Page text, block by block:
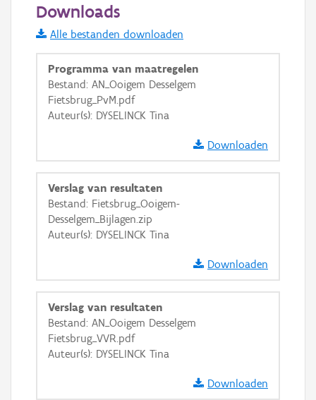
Informatie Vlaanderen
i
+ −
Basis Lagen
OSM-Basiskaart
GRB-Basiskaart
GRB-Basiskaart in grijswaarden
Downloads
Alle bestanden downloaden
Programma van maatregelen
Bestand: AN_Ooigem Desselgem
Fietsbrug_PvM.pdf
Auteur(s): DYSELINCK Tina
Downloaden
Verslag van resultaten
Bestand: Fietsbrug_Ooigem-
Desselgem_Bijlagen.zip
Auteur(s): DYSELINCK Tina
Downloaden
Verslag van resultaten
Bestand: AN_Ooigem Desselgem
Fietsbrug_VVR.pdf
Auteur(s): DYSELINCK Tina
Downloaden